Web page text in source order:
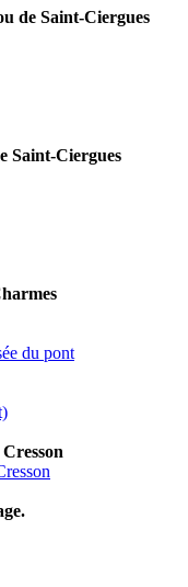
de Saint-Ciergues
Saint-Ciergues
du pont